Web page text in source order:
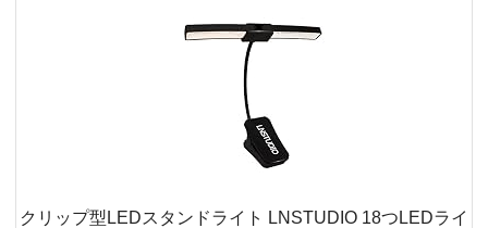
クリップ型LEDスタンドライト LNSTUDIO 18つLEDライ